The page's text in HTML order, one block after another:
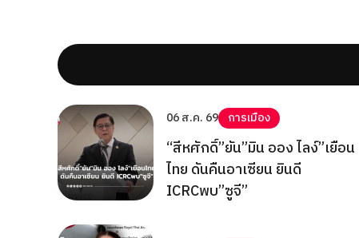
06 ส.ค. 69 การเมือง
“สีหศักดิ์”ยัน”มิน ออง ไลง์”เยือน
ไทย ดันคืนอาเซียน ยินดี
ICRCพบ”ซูจี”